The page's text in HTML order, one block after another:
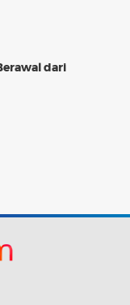
dari